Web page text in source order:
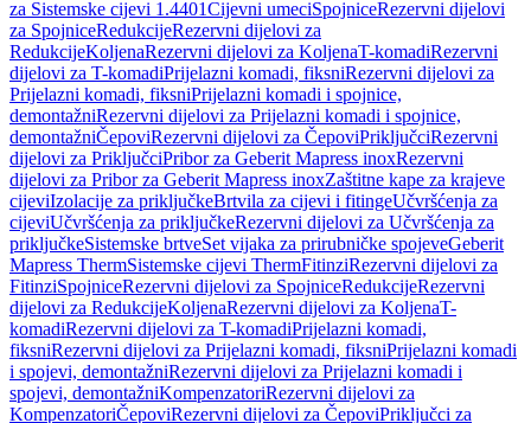
za Sistemske cijevi 1.4401Cijevni umeciSpojniceRezervni dijelovi
za SpojniceRedukcijeRezervni dijelovi za
RedukcijeKoljenaRezervni dijelovi za KoljenaT-komadiRezervni
dijelovi za T-komadiPrijelazni komadi, fiksniRezervni dijelovi za
Prijelazni komadi, fiksniPrijelazni komadi i spojnice,
demontažniRezervni dijelovi za Prijelazni komadi i spojnice,
demontažniČepoviRezervni dijelovi za ČepoviPriključciRezervni
dijelovi za PriključciPribor za Geberit Mapress inoxRezervni
dijelovi za Pribor za Geberit Mapress inoxZaštitne kape za krajeve
cijeviIzolacije za priključkeBrtvila za cijevi i fitingeUčvršćenja za
cijeviUčvršćenja za priključkeRezervni dijelovi za Učvršćenja za
priključkeSistemske brtveSet vijaka za prirubničke spojeveGeberit
Mapress ThermSistemske cijevi ThermFitinziRezervni dijelovi za
FitinziSpojniceRezervni dijelovi za SpojniceRedukcijeRezervni
dijelovi za RedukcijeKoljenaRezervni dijelovi za KoljenaT-
komadiRezervni dijelovi za T-komadiPrijelazni komadi,
fiksniRezervni dijelovi za Prijelazni komadi, fiksniPrijelazni komadi
i spojevi, demontažniRezervni dijelovi za Prijelazni komadi i
spojevi, demontažniKompenzatoriRezervni dijelovi za
KompenzatoriČepoviRezervni dijelovi za ČepoviPriključci za